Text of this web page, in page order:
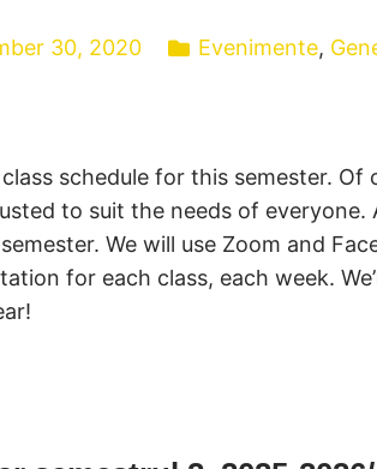
30, 2020 Evenimente,
schedule for this semester. Of
to suit the needs of
We will use Zoom and
for each class, each week.